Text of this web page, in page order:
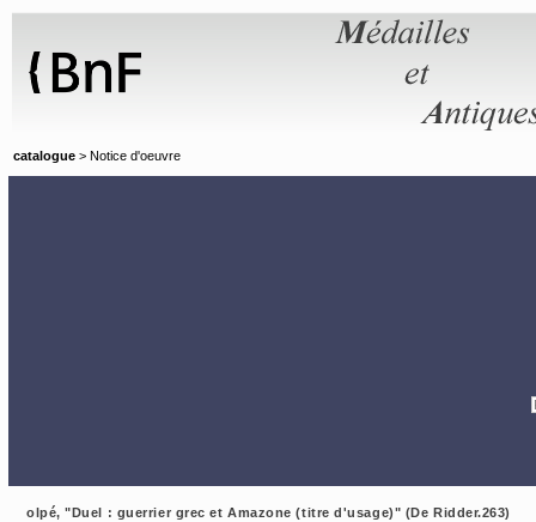
catalogue > Notice d'oeuvre
olpé, "Duel : guerrier grec et Amazone (titre d'usage)" (De Ridder.263)